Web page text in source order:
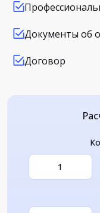
Документы об
Договор
1